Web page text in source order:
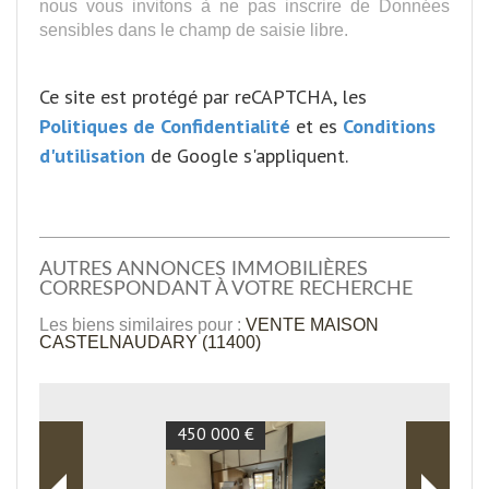
nous vous invitons à ne pas inscrire de Données
sensibles dans le champ de saisie libre.
Ce site est protégé par reCAPTCHA, les
Politiques de Confidentialité et es Conditions
d'utilisation de Google s'appliquent.
AUTRES ANNONCES IMMOBILIÈRES
CORRESPONDANT À VOTRE RECHERCHE
Les biens similaires pour : VENTE MAISON
CASTELNAUDARY (11400)
450 000 €